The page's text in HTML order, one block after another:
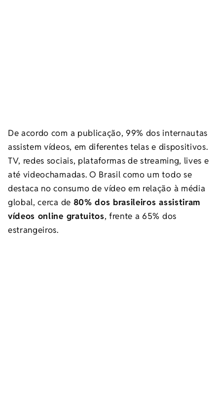
De acordo com a publicação, 99% dos internautas
assistem vídeos, em diferentes telas e dispositivos.
TV, redes sociais, plataformas de streaming, lives e
até videochamadas. O Brasil como um todo se
destaca no consumo de vídeo em relação à média
global, cerca de 80% dos brasileiros assistiram
vídeos online gratuitos, frente a 65% dos
estrangeiros.